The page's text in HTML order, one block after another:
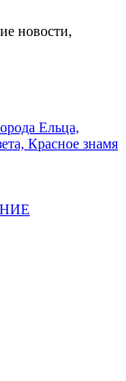
новости,
Ельца,
Красное знамя